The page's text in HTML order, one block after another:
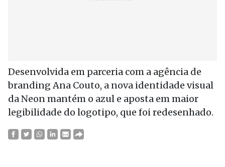
Desenvolvida em parceria com a agência de
branding Ana Couto, a nova identidade visual
da Neon mantém o azul e aposta em maior
legibilidade do logotipo, que foi redesenhado.